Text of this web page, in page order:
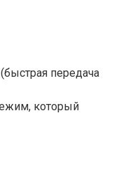
передача
который